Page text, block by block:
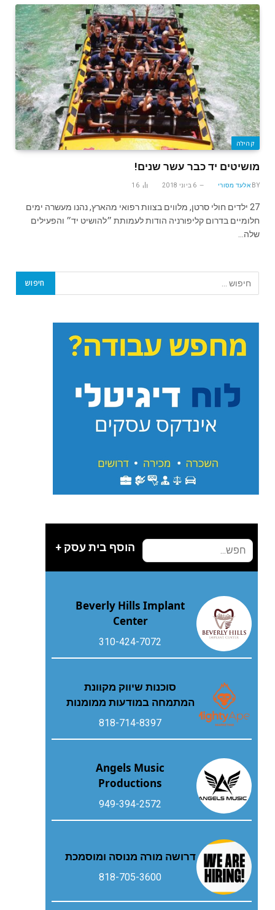
קהילה
מושיטים‬ ‫יד כבר עשר‬ שנים!
BY אלעד מסורי 6 ביוני 2018 16
‪ 27‬ילדים חולי סרטן‪ ,‬מלווים בצוות רפואי מהארץ‪ ,‬נהנו מעשרה ימים
חלומיים‬ ‫בדרום קליפורניה הודות לעמותת ״להושיט יד״ והפעילים
שלה…
הוסף בית עסק +
Beverly Hills Implant
Center
310-424-7072
סוכנות שיווק מקוונת
המתמחה במודעות ממומנות
818-714-8397
Angels Music
Productions
949-394-2572
דרושה מורה מנוסה ומוסמכת
818-705-3600